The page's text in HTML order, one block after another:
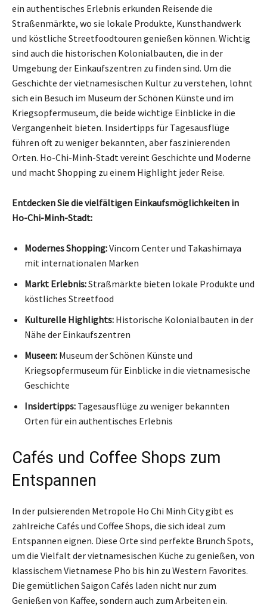
ein authentisches Erlebnis erkunden Reisende die
Straßenmärkte, wo sie lokale Produkte, Kunsthandwerk
und köstliche Streetfoodtouren genießen können. Wichtig
sind auch die historischen Kolonialbauten, die in der
Umgebung der Einkaufszentren zu finden sind. Um die
Geschichte der vietnamesischen Kultur zu verstehen, lohnt
sich ein Besuch im Museum der Schönen Künste und im
Kriegsopfermuseum, die beide wichtige Einblicke in die
Vergangenheit bieten. Insidertipps für Tagesausflüge
führen oft zu weniger bekannten, aber faszinierenden
Orten. Ho-Chi-Minh-Stadt vereint Geschichte und Moderne
und macht Shopping zu einem Highlight jeder Reise.
Entdecken Sie die vielfältigen Einkaufsmöglichkeiten in
Ho-Chi-Minh-Stadt:
Modernes Shopping:Vincom Center und Takashimaya
mit internationalen Marken
Markt Erlebnis:Straßmärkte bieten lokale Produkte und
köstliches Streetfood
Kulturelle Highlights: Historische Kolonialbauten in der
Nähe der Einkaufszentren
Museen: Museum der Schönen Künste und
Kriegsopfermuseum für Einblicke in die vietnamesische
Geschichte
Insidertipps: Tagesausflüge zu weniger bekannten
Orten für ein authentisches Erlebnis
Cafés und Coffee Shops zum
Entspannen
In der pulsierenden Metropole Ho Chi Minh City gibt es
zahlreiche Cafés und Coffee Shops, die sich ideal zum
Entspannen eignen. Diese Orte sind perfekte Brunch Spots,
um die Vielfalt der vietnamesischen Küche zu genießen, von
klassischem Vietnamese Pho bis hin zu Western Favorites.
Die gemütlichen Saigon Cafés laden nicht nur zum
Genießen von Kaffee, sondern auch zum Arbeiten ein.